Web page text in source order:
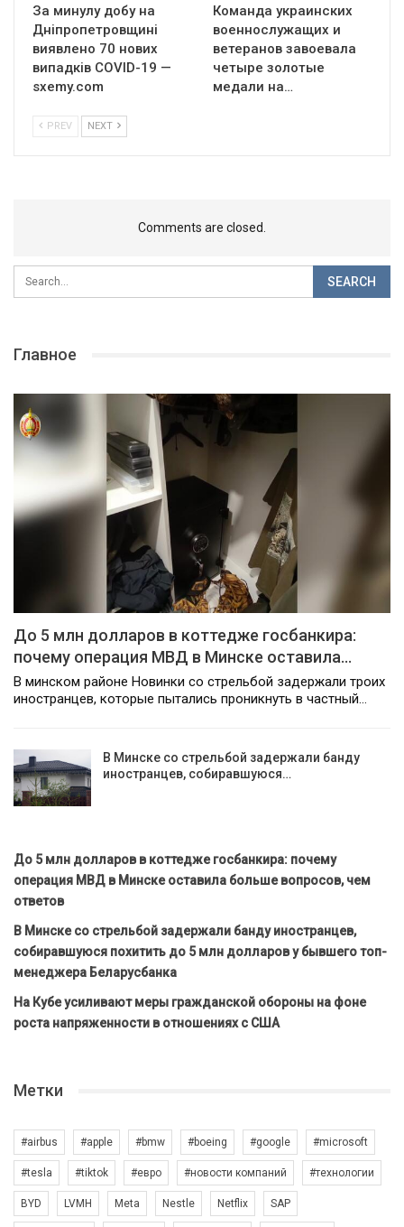
За минулу добу на
Дніпропетровщині
виявлено 70 нових
випадків COVID-19 —
sxemy.com
Команда украинских
военнослужащих и
ветеранов завоевала
четыре золотые
медали на…
PREV NEXT
Comments are closed.
Главное
До 5 млн долларов в коттедже госбанкира:
почему операция МВД в Минске оставила…
В минском районе Новинки со стрельбой задержали троих
иностранцев, которые пытались проникнуть в частный…
В Минске со стрельбой задержали банду
иностранцев, собиравшуюся…
До 5 млн долларов в коттедже госбанкира: почему
операция МВД в Минске оставила больше вопросов, чем
ответов
В Минске со стрельбой задержали банду иностранцев,
собиравшуюся похитить до 5 млн долларов у бывшего топ-
менеджера Беларусбанка
На Кубе усиливают меры гражданской обороны на фоне
роста напряженности в отношениях с США
Метки
#airbus #apple #bmw #boeing #google #microsoft
#tesla #tiktok #евро #новости компаний #технологии
BYD LVMH Meta Nestle Netflix SAP